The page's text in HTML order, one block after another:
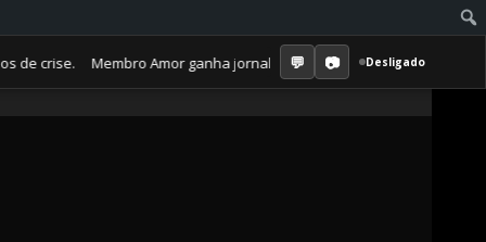
Membro Amor ganha jornal mensal + aula semanal + grupo
Desligado